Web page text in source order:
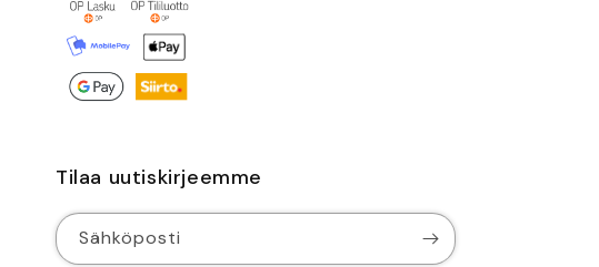
Tilaa uutiskirjeemme
Sähköposti